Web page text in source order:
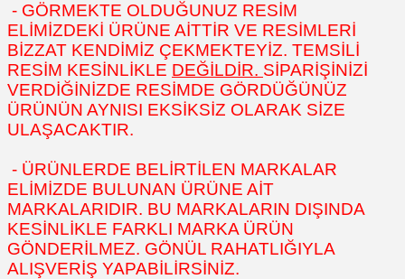
- GÖRMEKTE OLDUĞUNUZ RESİM
ELİMİZDEKİ ÜRÜNE AİTTİR VE RESİMLERİ
BİZZAT KENDİMİZ ÇEKMEKTEYİZ. TEMSİLİ
RESİM KESİNLİKLE DEĞİLDİR. SİPARİŞİNİZİ
VERDİĞİNİZDE RESİMDE GÖRDÜĞÜNÜZ
ÜRÜNÜN AYNISI EKSİKSİZ OLARAK SİZE
ULAŞACAKTIR.
- ÜRÜNLERDE BELİRTİLEN MARKALAR
ELİMİZDE BULUNAN ÜRÜNE AİT
MARKALARIDIR. BU MARKALARIN DIŞINDA
KESİNLİKLE FARKLI MARKA ÜRÜN
GÖNDERİLMEZ. GÖNÜL RAHATLIĞIYLA
ALIŞVERİŞ YAPABİLİRSİNİZ.